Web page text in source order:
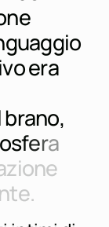
ne
guaggio
ivoera
brano,
sfera
zione
nte.